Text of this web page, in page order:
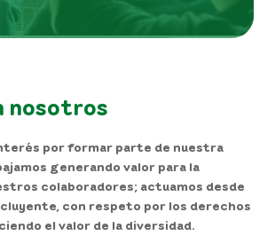
nosotros
por formar parte de nuestra
generando valor para la
colaboradores; actuamos desde
con respeto por los derechos
el valor de la diversidad.